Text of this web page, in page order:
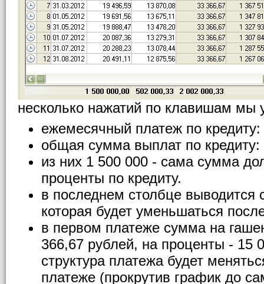
несколько нажатий по клавишам мы
ежемесячный платеж по
общая сумма выплат по
из них 1 500 000 - сама сумма
проценты по кредиту.
в последнем столбце выводится
которая будет уменьшаться
в первом платеже сумма на
366,67 рублей, на проценты - 15
структура платежа будет
платеже (прокрутив график до